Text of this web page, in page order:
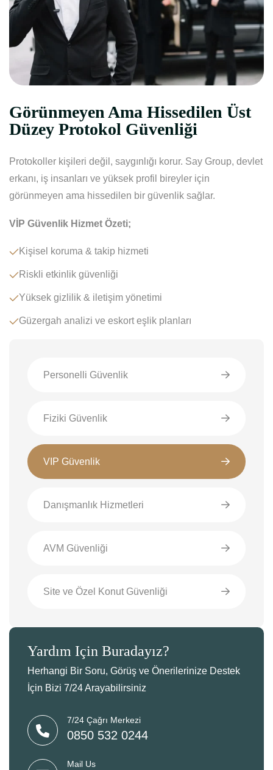
Görünmeyen Ama Hissedilen Üst
Düzey Protokol Güvenliği
Protokoller kişileri değil, saygınlığı korur. Say Group, devlet
erkanı, iş insanları ve yüksek profil bireyler için
görünmeyen ama hissedilen bir güvenlik sağlar.
VİP Güvenlik Hizmet Özeti;
Kişisel koruma & takip hizmeti
Riskli etkinlik güvenliği
Yüksek gizlilik & iletişim yönetimi
Güzergah analizi ve eskort eşlik planları
Personelli Güvenlik
Fiziki Güvenlik
VIP Güvenlik
Danışmanlık Hizmetleri
AVM Güvenliği
Site ve Özel Konut Güvenliği
Yardım İçin Buradayız?
Herhangi Bir Soru, Görüş ve Önerilerinize Destek
İçin Bizi 7/24 Arayabilirsiniz
7/24 Çağrı Merkezi
0850 532 0244
Mail Us